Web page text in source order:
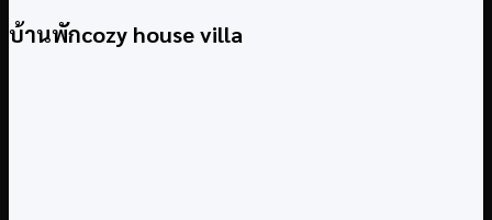
บ้านพักcozy house villa